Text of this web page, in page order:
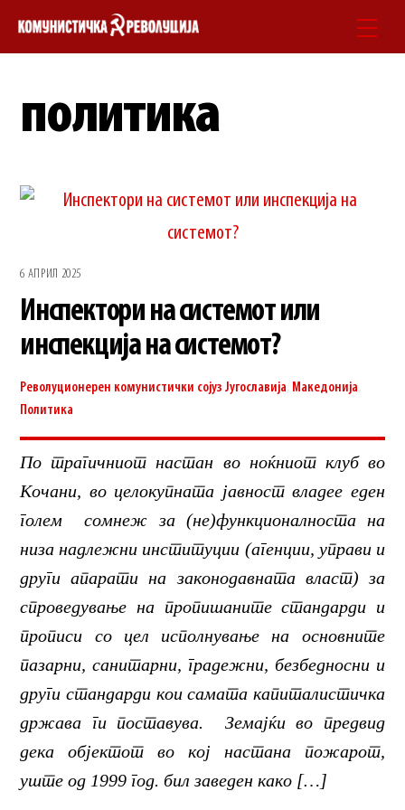
Skip
политика
6 АПРИЛ 2025
Инспектори на системот или
инспекција на системот?
Револуционерен комунистички сојуз Југославија Македонија
Политика
По трагичниот настан во ноќниот клуб во
Кочани, во целокупната јавност владее еден
голем сомнеж за (не)функционалноста на
низа надлежни институции (агенции, управи и
други апарати на законодавната власт) за
спроведување на пропишаните стандарди и
прописи со цел исполнување на основните
пазарни, санитарни, градежни, безбедносни и
други стандарди кои самата капиталистичка
држава ги поставува. Земајќи во предвид
дека објектот во кој настана пожарот,
уште од 1999 год. бил заведен како […]